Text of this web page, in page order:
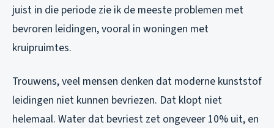
juist in die periode zie ik de meeste problemen met
bevroren leidingen, vooral in woningen met
kruipruimtes.
Trouwens, veel mensen denken dat moderne kunststof
leidingen niet kunnen bevriezen. Dat klopt niet
helemaal. Water dat bevriest zet ongeveer 10% uit, en